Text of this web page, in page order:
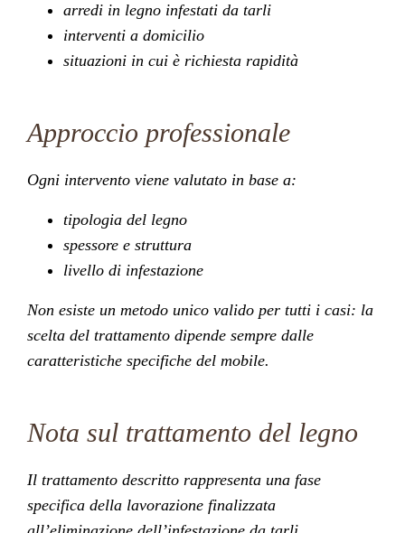
arredi in legno infestati da tarli
interventi a domicilio
situazioni in cui è richiesta rapidità
Approccio professionale
Ogni intervento viene valutato in base a:
tipologia del legno
spessore e struttura
livello di infestazione
Non esiste un metodo unico valido per tutti i casi: la
scelta del trattamento dipende sempre dalle
caratteristiche specifiche del mobile.
Nota sul trattamento del legno
Il trattamento descritto rappresenta una fase
specifica della lavorazione finalizzata